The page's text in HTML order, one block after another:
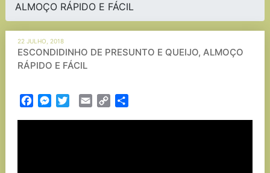
ALMOÇO RÁPIDO E FÁCIL
22 JULHO, 2018
ESCONDIDINHO DE PRESUNTO E QUEIJO, ALMOÇO
RÁPIDO E FÁCIL
FacebookMessenger
TwitterEmail Copy